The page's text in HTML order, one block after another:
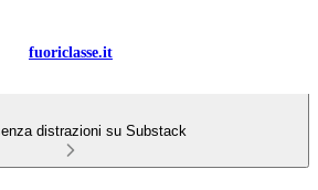
fuoriclasse.it
distrazioni su Substack